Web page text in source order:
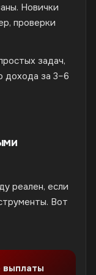
Новички
проверки
задач,
дохода за 3–6
реален, если
Вот
выплаты